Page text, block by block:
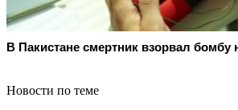
В Пакистане смертник взорвал бомбу
Новости по теме